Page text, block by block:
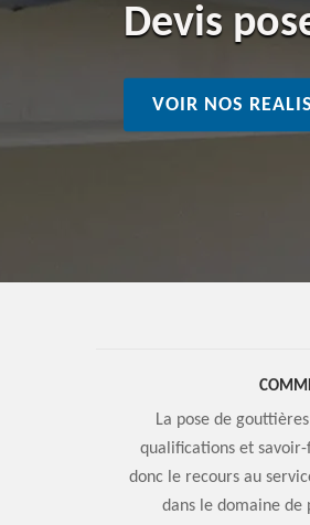
Devis
VOIR NOS
La pose de
qualifications et
donc le recours au
dans le domaine de